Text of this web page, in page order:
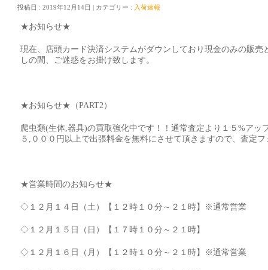
投稿日 : 2019年12月14日 | カテゴリー : 入荷速報
★お知らせ★
現在、店頭カード決済システムがダウンしており現金のみの販
しの間、ご迷惑をお掛け致します。
★お知らせ★（PART2）
爬虫類(生体,器具)の買取強化中です！！通常査定より１５%ア
５,０００円以上で出張料金を無料にさせて頂きますので、査定
★営業時間のお知らせ★
◇１２月１４日（土）【１２時１０分～２１時】※通常営業
◇１２月１５日（日）【１７時１０分～２１時】
◇１２月１６日（月）【１２時１０分～２１時】※通常営業